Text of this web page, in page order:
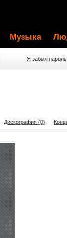
Музыка
Я забыл пароль
Дискография (0)